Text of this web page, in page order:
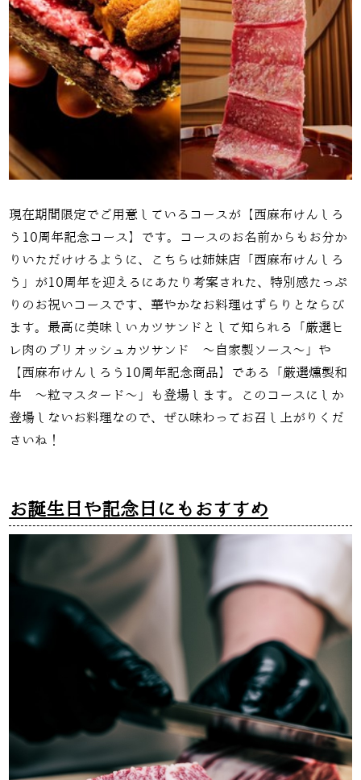
現在期間限定でご用意しているコースが【西麻布けんしろ
う10周年記念コース】です。コースのお名前からもお分か
りいただけけるように、こちらは姉妹店「西麻布けんしろ
う」が10周年を迎えるにあたり考案された、特別感たっぷ
りのお祝いコースです、華やかなお料理はずらりとならび
ます。最高に美味しいカツサンドとして知られる「厳選ヒ
レ肉のブリオッシュカツサンド ～自家製ソース～」や
【西麻布けんしろう10周年記念商品】である「厳選燻製和
牛 ～粒マスタード～」も登場します。このコースにしか
登場しないお料理なので、ぜひ味わってお召し上がりくだ
さいね！
お誕生日や記念日にもおすすめ